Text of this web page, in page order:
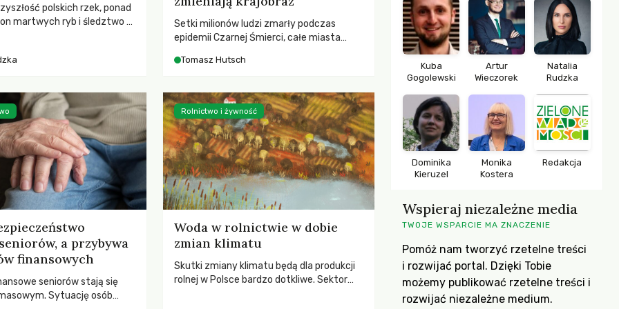
polskich rzek, ponad
martwych ryb i śledztwo z
by prace modernizacyjne
śmierci rzeki.
Setki milionów ludzi zmarły podczas
epidemii Czarnej Śmierci, całe miasta
pierwsze liście nowych dębów rozwijały
podnosiła się po jednej z największych
katastrof w swoich dziejach.
Tomasz Hutsch
a przybywa
finansowych
seniorów stają się
Sytuację osób
Woda w rolnictwie w dobie
zmian klimatu
Skutki zmiany klimatu będą dla produkcji
rolnej w Polsce bardzo dotkliwe. Sektor
Rolnictwo i żywność
Kuba
Gogolewski
Artur
Wieczorek
Natalia
Rudzka
Dominika
Kieruzel
Monika
Kostera
Redakcja
Wspieraj niezależne media
TWOJE WSPARCIE MA ZNACZENIE
Pomóż nam tworzyć rzetelne treści
i rozwijać portal. Dzięki Tobie
możemy publikować rzetelne treści i
rozwijać niezależne medium.